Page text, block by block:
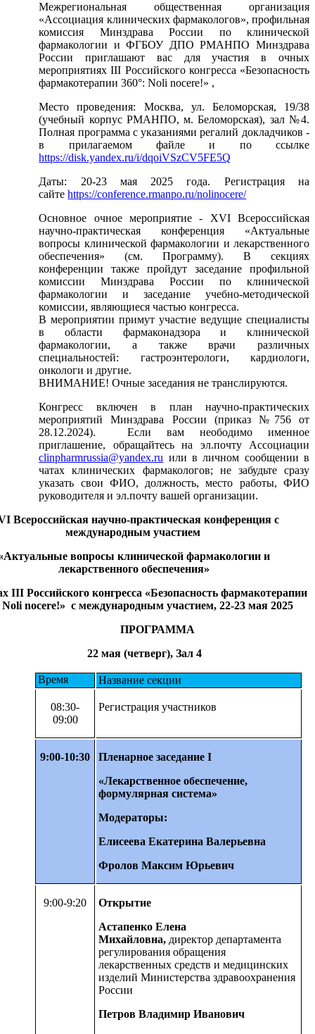
Межрегиональная общественная организация
«Ассоциация клинических фармакологов», профильная
комиссия Минздрава России по клинической
фармакологии и ФГБОУ ДПО РМАНПО Минздрава
России приглашают вас для участия в очных
мероприятиях III Российского конгресса «Безопасность
фармакотерапии 360°: Noli nocere!» ,
Место проведения: Москва, ул. Беломорская, 19/38
(учебный корпус РМАНПО, м. Беломорская), зал №4.
Полная программа с указаниями регалий докладчиков -
в прилагаемом файле и по ссылке
https://disk.yandex.ru/i/dqoiVSzCV5FE5Q
Даты: 20-23 мая 2025 года. Регистрация на
сайтеhttps://conference.rmanpo.ru/nolinocere/
Основное очное мероприятие - XVI Всероссийская
научно-практическая конференция «Актуальные
вопросы клинической фармакологии и лекарственного
обеспечения» (см. Программу). В секциях
конференции также пройдут заседание профильной
комиссии Минздрава России по клинической
фармакологии и заседание учебно-методической
комиссии, являющиеся частью конгресса.
В мероприятии примут участие ведущие специалисты
в области фармаконадзора и клинической
фармакологии, а также врачи различных
специальностей: гастроэнтерологи, кардиологи,
онкологи и другие.
ВНИМАНИЕ! Очные заседания не транслируются.
Конгресс включен в план научно-практических
мероприятий Минздрава России (приказ №756 от
28.12.2024). Если вам неободимо именное
приглашение, обращайтесь на эл.почту Ассоциации
clinpharmrussia@yandex.ru или в личном сообщении в
чатах клинических фармакологов; не забудьте сразу
указать свои ФИО, должность, место работы, ФИО
руководителя и эл.почту вашей организации.
Всероссийская научно-практическая конференция с
международным участием
вопросы клинической фармакологии и
лекарственного обеспечения»
III Российского конгресса «Безопасность фармакотерапии
Noli nocere!» с международным участием, 22-23 мая 2025
ПРОГРАММА
22 мая (четверг), Зал 4
Время Название секции
08:30-
09:00
Регистрация участников
9:00-10:30
Пленарное заседание I
«Лекарственное обеспечение,
формулярная система»
Модераторы:
Елисеева Екатерина Валерьевна
Фролов Максим Юрьевич
9:00-9:20
Открытие
Астапенко Елена
Михайловна, директор департамента
регулирования обращения
лекарственных средств и медицинских
изделий Министерства здравоохранения
России
Петров Владимир Иванович